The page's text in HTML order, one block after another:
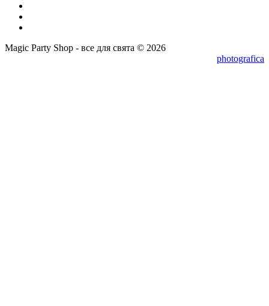
Magic Party Shop - все для свята © 2026
photografica